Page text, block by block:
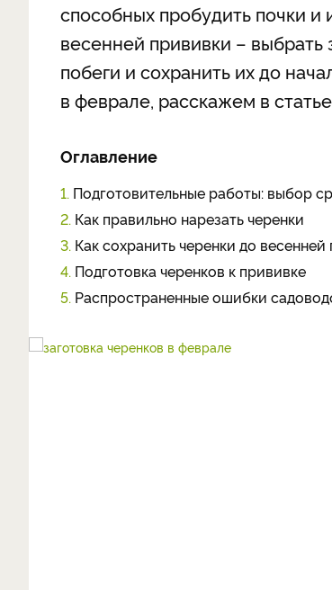
способных пробудить почки
весенней прививки –
побеги и сохранить их до
в феврале, расскажем в
Оглавление
1. Подготовительные работы: выбор
2. Как правильно нарезать черенки
3. Как сохранить черенки до весенней
4. Подготовка черенков к прививке
5. Распространенные ошибки